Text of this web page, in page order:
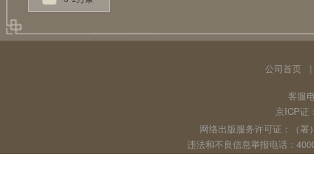
公司首页
客服
京ICP证
网络出版服务许可证：（署
违法和不良信息举报电话：